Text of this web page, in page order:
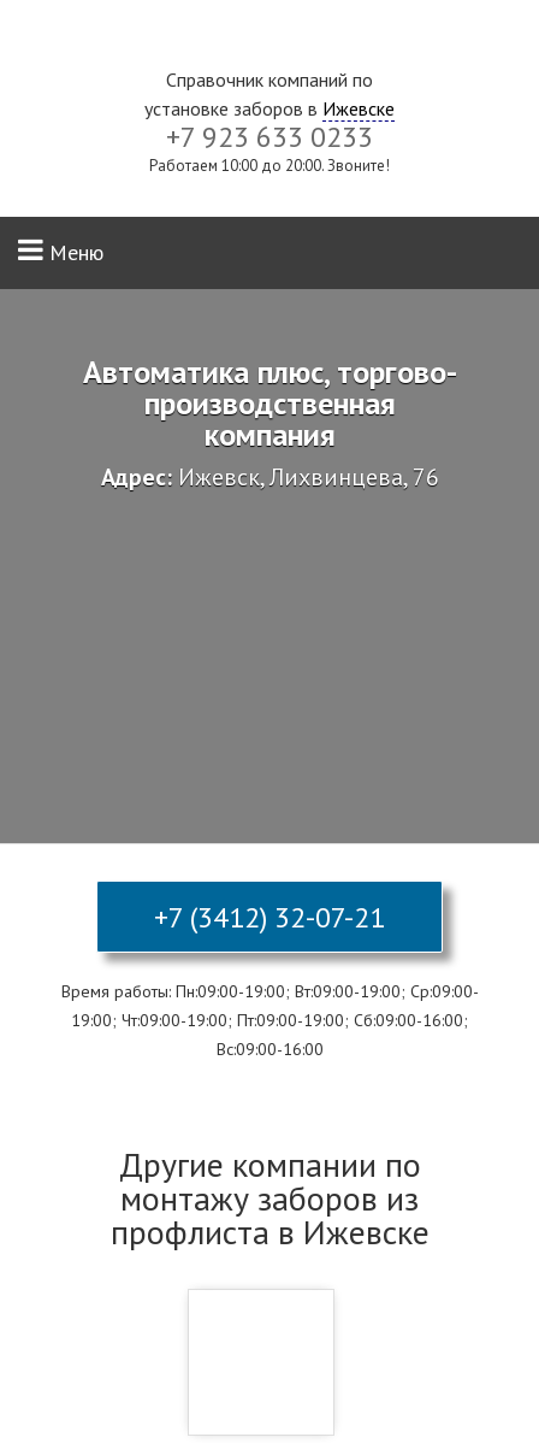
Справочник компаний по
установке заборов в Ижевске
+7 923 633 0233
Работаем 10:00 до 20:00. Звоните!
Меню
Автоматика плюс, торгово-
производственная
компания
Адрес: Ижевск, Лихвинцева, 76
+7 (3412) 32-07-21
Время работы: Пн:09:00-19:00; Вт:09:00-19:00; Ср:09:00-
19:00; Чт:09:00-19:00; Пт:09:00-19:00; Сб:09:00-16:00;
Вс:09:00-16:00
Другие компании по
монтажу заборов из
профлиста в Ижевске